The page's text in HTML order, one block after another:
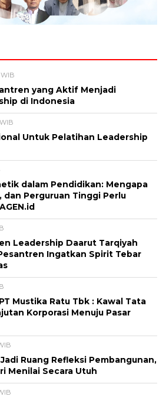
WIB
yang Aktif Menjadi
di Indonesia
Untuk Pelatihan Leadership
dalam Pendidikan: Mengapa
dan Perguruan Tinggi Perlu
Leadership Daarut Tarqiyah
Ingatkan Spirit Tebar
Mustika Ratu Tbk : Kawal Tata
Korporasi Menuju Pasar
Ruang Refleksi Pembangunan,
Menilai Secara Utuh